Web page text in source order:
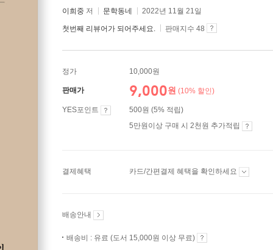
이희중 저 문학동네 2022년 11월 21일
첫번째 리뷰어가 되어주세요. 판매지수 48
정가 10,000원
판매가 9,000원 (10% 할인)
YES포인트
500원 (5% 적립)
5만원이상 구매 시 2천원 추가적립
결제혜택 카드/간편결제 혜택을 확인하세요
배송안내
배송비 : 유료 (도서 15,000원 이상 무료)